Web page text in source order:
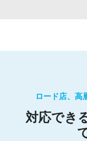
ロード店、高
対応でき